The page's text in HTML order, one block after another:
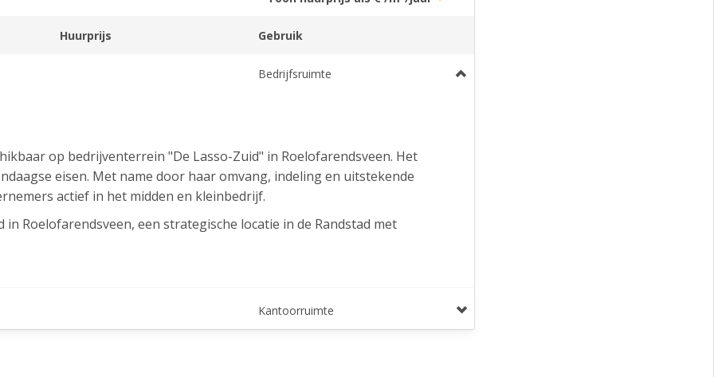
Huurprijs Gebruik
Bedrijfsruimte
op bedrijventerrein "De Lasso-Zuid" in Roelofarendsveen. Het
eisen. Met name door haar omvang, indeling en uitstekende
actief in het midden en kleinbedrijf.
Roelofarendsveen, een strategische locatie in de Randstad met
als Amsterdam, Leiden en Den Haag snel te bereiken. Ook
sanitaire voorzieningen)
Kantoorruimte